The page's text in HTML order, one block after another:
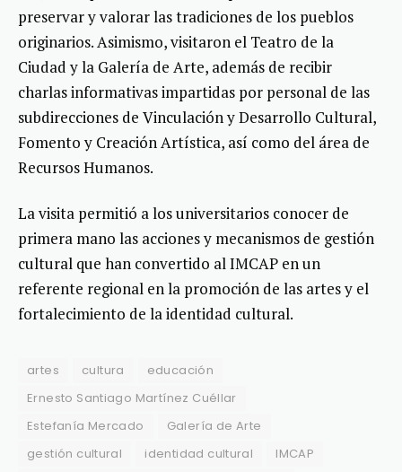
preservar y valorar las tradiciones de los pueblos
originarios. Asimismo, visitaron el Teatro de la
Ciudad y la Galería de Arte, además de recibir
charlas informativas impartidas por personal de las
subdirecciones de Vinculación y Desarrollo Cultural,
Fomento y Creación Artística, así como del área de
Recursos Humanos.
La visita permitió a los universitarios conocer de
primera mano las acciones y mecanismos de gestión
cultural que han convertido al IMCAP en un
referente regional en la promoción de las artes y el
fortalecimiento de la identidad cultural.
artes cultura
educación
Ernesto Santiago Martínez Cuéllar
Estefanía Mercado
Galería de Arte
gestión cultural
identidad cultural
IMCAP